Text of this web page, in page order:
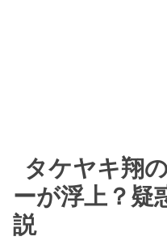
タケヤキ翔
ーが浮上？疑
説